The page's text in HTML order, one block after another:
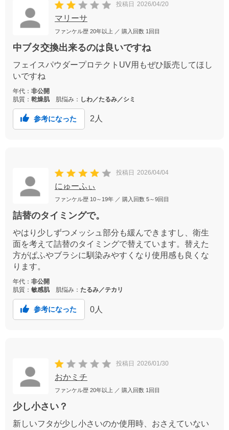
投稿日 2026/04/20
マリーサ
ファンケル歴 20年以上 ／ 購入回数 1回目
中ブタ交換出来るのは良いですね
フェイスパウダープロテクトUV用もぜひ販売してほし
いですね
年代： 非公開
肌質： 乾燥肌 肌悩み： しわ／たるみ／シミ
参考になった 2 人
投稿日 2026/04/04
にゅーふぃ
ファンケル歴 10～19年 ／ 購入回数 5～9回目
詰替のタイミングで。
やはり少しずつメッシュ部分も緩んできますし、衛生
面を考えて詰替のタイミングで替えています。替えた
方がぱふやブラシに馴染みやすくなり使用感も良くな
ります。
年代： 非公開
肌質： 敏感肌 肌悩み： たるみ／テカリ
参考になった 0 人
投稿日 2026/01/30
おかミチ
ファンケル歴 20年以上 ／ 購入回数 1回目
少し小さい？
新しいフタが少し小さいのか使用時、おさえていない